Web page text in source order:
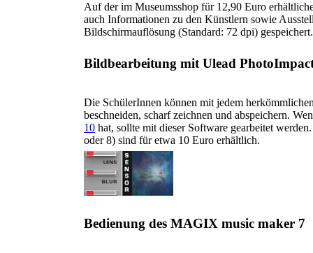
Auf der im Museumsshop für 12,90 Euro
auch Informationen zu den Künstlern sowie
Bildschirmauflösung (Standard: 72 dpi) gespeichert.
Bildbearbeitung mit Ulead
Die SchülerInnen können mit jedem
beschneiden, scharf zeichnen und abspeichern.
10 hat, sollte mit dieser Software gearbeitet
oder 8) sind für etwa 10 Euro erhältlich.
Bedienung des MAGIX music maker 7